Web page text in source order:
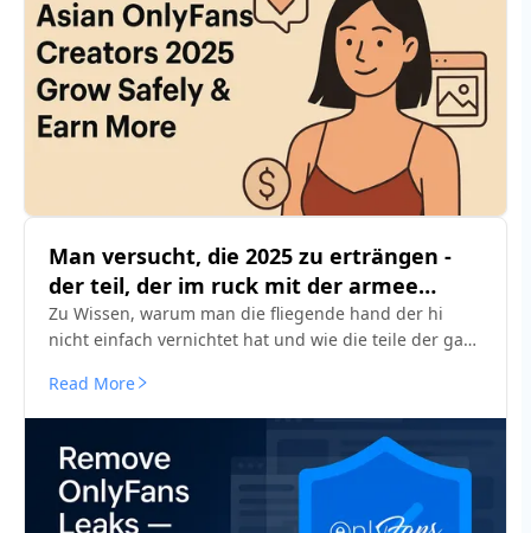
Man versucht, die 2025 zu erträngen -
der teil, der im ruck mit der armee
arbeitet
Zu Wissen, warum man die fliegende hand der hi
nicht einfach vernichtet hat und wie die teile der gab
"säubern".
Read More